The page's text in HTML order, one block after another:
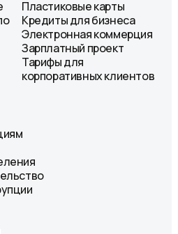
Пластиковые карты
Кредиты для бизнеса
Электронная коммерция
Зарплатный проект
Тарифы для
корпоративных клиентов